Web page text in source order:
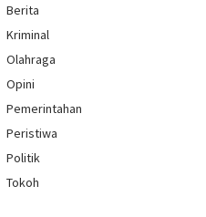
Berita
Kriminal
Olahraga
Opini
Pemerintahan
Peristiwa
Politik
Tokoh